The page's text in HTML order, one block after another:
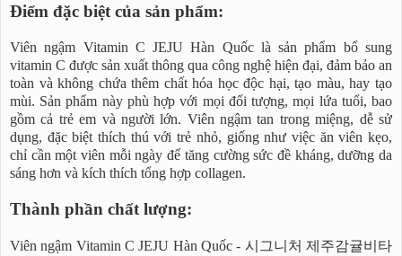
Điểm đặc biệt của sản phẩm:
Viên ngậm Vitamin C JEJU Hàn Quốc là sản phẩm bổ sung
vitamin C được sản xuất thông qua công nghệ hiện đại, đảm bảo an
toàn và không chứa thêm chất hóa học độc hại, tạo màu, hay tạo
mùi. Sản phẩm này phù hợp với mọi đối tượng, mọi lứa tuổi, bao
gồm cả trẻ em và người lớn. Viên ngậm tan trong miệng, dễ sử
dụng, đặc biệt thích thú với trẻ nhỏ, giống như việc ăn viên kẹo,
chỉ cần một viên mỗi ngày để tăng cường sức đề kháng, dưỡng da
sáng hơn và kích thích tổng hợp collagen.
Thành phần chất lượng:
Viên ngậm Vitamin C JEJU Hàn Quốc - 시그니처 제주감귤비타